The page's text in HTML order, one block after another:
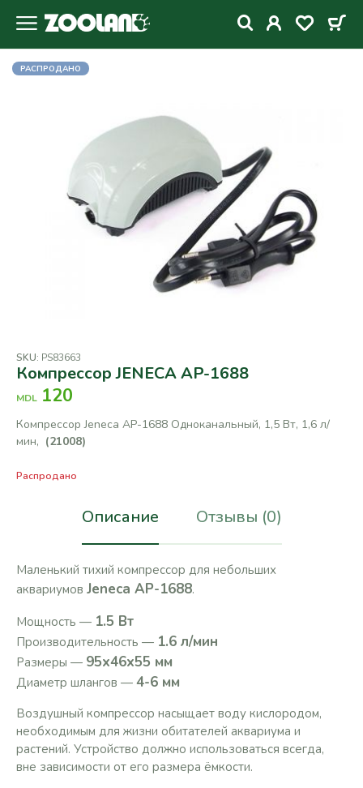
РАСПРОДАНО
SKU: PS83663
Компрессор JENECA AP-1688
MDL 120
Компрессор Jeneca AP-1688 Одноканальный, 1,5 Вт, 1,6 л/
мин, (21008)
Распродано
Описание Отзывы (0)
Маленький тихий компрессор для небольших
аквариумов Jeneca AP-1688.
Мощность — 1.5 Вт
Производительность — 1.6 л/мин
Размеры — 95х46х55 мм
Диаметр шлангов — 4-6 мм
Воздушный компрессор насыщает воду кислородом,
необходимым для жизни обитателей аквариума и
растений. Устройство должно использоваться всегда,
вне зависимости от его размера ёмкости.